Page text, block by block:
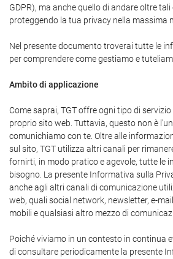
GDPR), ma anche quello di andare oltre
proteggendo la tua privacy nella massima
Nel presente documento troverai tutte le
per comprendere come gestiamo e
Ambito di applicazione
Come saprai, TGT offre ogni tipo di
proprio sito web. Tuttavia, questo non è
comunichiamo con te. Oltre alle
sul sito, TGT utilizza altri canali per
fornirti, in modo pratico e agevole, tutte le
bisogno. La presente Informativa sulla
anche agli altri canali di comunicazione
web, quali social network, newsletter, e-
mobili e qualsiasi altro mezzo di
Poiché viviamo in un contesto in continua
di consultare periodicamente la presente